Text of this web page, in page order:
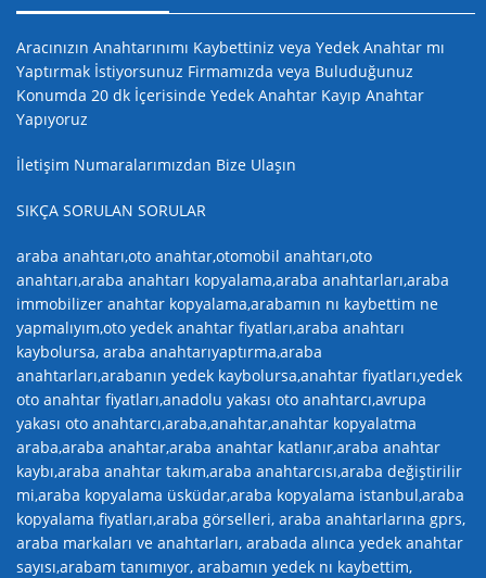
Aracınızın Anahtarınımı Kaybettiniz veya Yedek Anahtar mı
Yaptırmak İstiyorsunuz Firmamızda veya Buluduğunuz
Konumda 20 dk İçerisinde Yedek Anahtar Kayıp Anahtar
Yapıyoruz
İletişim Numaralarımızdan Bize Ulaşın
SIKÇA SORULAN SORULAR
araba anahtarı,oto anahtar,otomobil anahtarı,oto
anahtarı,araba anahtarı kopyalama,araba anahtarları,araba
immobilizer anahtar kopyalama,arabamın nı kaybettim ne
yapmalıyım,oto yedek anahtar fiyatları,araba anahtarı
kaybolursa, araba anahtarıyaptırma,araba
anahtarları,arabanın yedek kaybolursa,anahtar fiyatları,yedek
oto anahtar fiyatları,anadolu yakası oto anahtarcı,avrupa
yakası oto anahtarcı,araba,anahtar,anahtar kopyalatma
araba,araba anahtar,araba anahtar katlanır,araba anahtar
kaybı,araba anahtar takım,araba anahtarcısı,araba değiştirilir
mi,araba kopyalama üsküdar,araba kopyalama istanbul,araba
kopyalama fiyatları,araba görselleri, araba anahtarlarına gprs,
araba markaları ve anahtarları, arabada alınca yedek anahtar
sayısı,arabam tanımıyor, arabamın yedek nı kaybettim,